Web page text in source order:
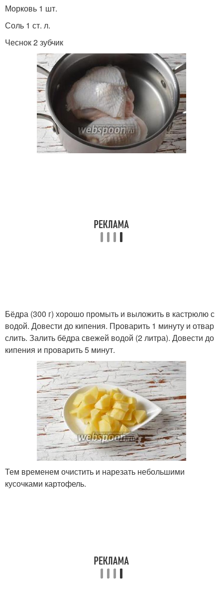
Морковь 1 шт.
Соль 1 ст. л.
Чеснок 2 зубчик
Бёдра (300 г) хорошо промыть и выложить в кастрюлю с
водой. Довести до кипения. Проварить 1 минуту и отвар
слить. Залить бёдра свежей водой (2 литра). Довести до
кипения и проварить 5 минут.
Тем временем очистить и нарезать небольшими
кусочками картофель.